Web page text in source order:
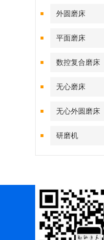
外圆磨床
平面磨床
数控复合磨床
无心磨床
无心外圆磨床
研磨机